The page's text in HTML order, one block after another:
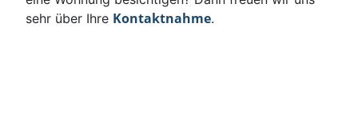
sehr über Ihre Kontaktnahme.